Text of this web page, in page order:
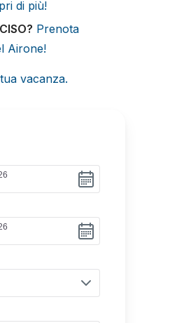
di più!
Prenota
Airone!
vacanza.